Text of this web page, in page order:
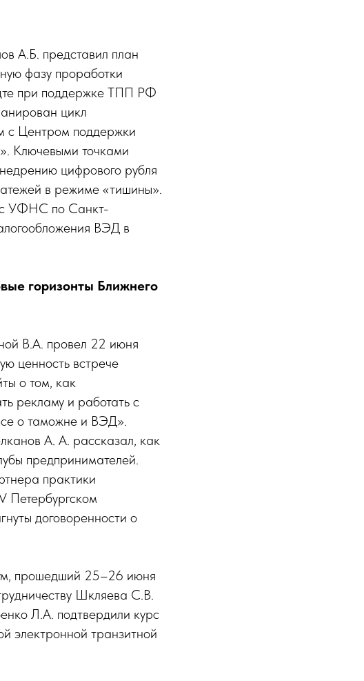
А.Б. представил план
фазу проработки
при поддержке ТПП РФ
цикл
с Центром поддержки
Ключевыми точками
цифрового рубля
в режиме «тишины».
с УФНС по Санкт-
ВЭД в
горизонты Ближнего
В.А. провел 22 июня
ценность встрече
о том, как
рекламу и работать с
о таможне и ВЭД».
А. А. рассказал, как
предпринимателей.
практики
договоренности о
прошедший 25–26 июня
Шкляева С.В.
Л.А. подтвердили курс
электронной транзитной